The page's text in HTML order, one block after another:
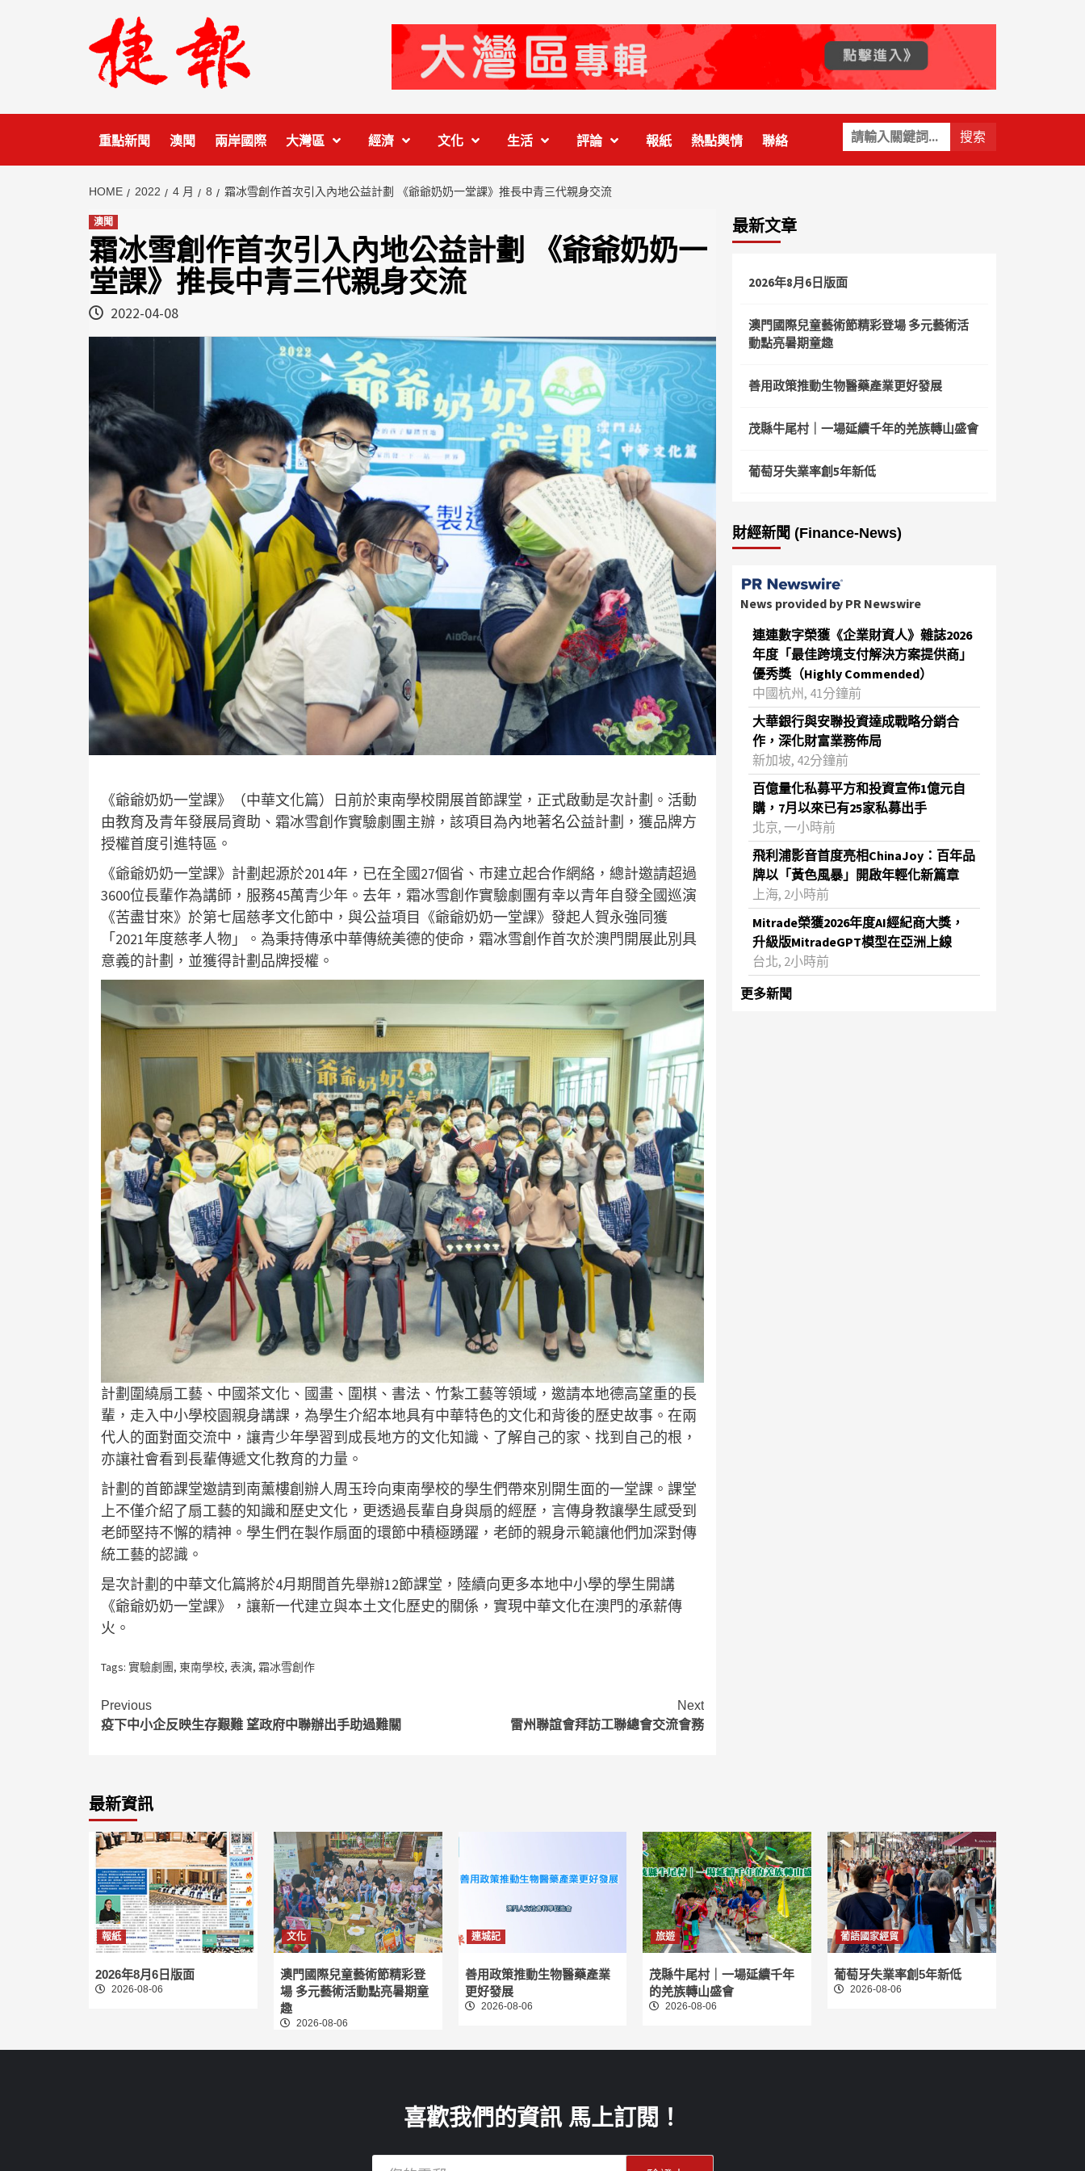
關
鍵
字:
重點新聞 澳聞 兩岸國際 大灣區 經濟 文化 生活 評論 報紙 熱點輿情 聯絡
HOME 2022 4 月 8 霜冰雪創作首次引入內地公益計劃 《爺爺奶奶一堂課》推長中青三代親身交流
澳聞
霜冰雪創作首次引入內地公益計劃 《爺爺奶奶一
堂課》推長中青三代親身交流
2022-04-08
《爺爺奶奶一堂課》（中華文化篇）日前於東南學校開展首節課堂，正式啟動是次計劃。活動
由教育及青年發展局資助、霜冰雪創作實驗劇團主辦，該項目為內地著名公益計劃，獲品牌方
授權首度引進特區。
《爺爺奶奶一堂課》計劃起源於2014年，已在全國27個省、市建立起合作網絡，總計邀請超過
3600位長輩作為講師，服務45萬青少年。去年，霜冰雪創作實驗劇團有幸以青年自發全國巡演
《苦盡甘來》於第七屆慈孝文化節中，與公益項目《爺爺奶奶一堂課》發起人賀永強同獲
「2021年度慈孝人物」。為秉持傳承中華傳統美德的使命，霜冰雪創作首次於澳門開展此別具
意義的計劃，並獲得計劃品牌授權。
計劃圍繞扇工藝、中國茶文化、國畫、圍棋、書法、竹紮工藝等領域，邀請本地德高望重的長
輩，走入中小學校園親身講課，為學生介紹本地具有中華特色的文化和背後的歷史故事。在兩
代人的面對面交流中，讓青少年學習到成長地方的文化知識、了解自己的家、找到自己的根，
亦讓社會看到長輩傳遞文化教育的力量。
計劃的首節課堂邀請到南薰樓創辦人周玉玲向東南學校的學生們帶來別開生面的一堂課。課堂
上不僅介紹了扇工藝的知識和歷史文化，更透過長輩自身與扇的經歷，言傳身教讓學生感受到
老師堅持不懈的精神。學生們在製作扇面的環節中積極踴躍，老師的親身示範讓他們加深對傳
統工藝的認識。
是次計劃的中華文化篇將於4月期間首先舉辦12節課堂，陸續向更多本地中小學的學生開講
《爺爺奶奶一堂課》，讓新一代建立與本土文化歷史的關係，實現中華文化在澳門的承薪傳
火。
Tags: 實驗劇團, 東南學校, 表演, 霜冰雪創作
Continue
Reading
Previous
疫下中小企反映生存艱難 望政府中聯辦出手助過難關
Next
雷州聯誼會拜訪工聯總會交流會務
最新文章
2026年8月6日版面
澳門國際兒童藝術節精彩登場 多元藝術活
動點亮暑期童趣
善用政策推動生物醫藥產業更好發展
茂縣牛尾村｜一場延續千年的羌族轉山盛會
葡萄牙失業率創5年新低
財經新聞 (Finance-News)
News provided by PR Newswire
連連數字榮獲《企業財資人》雜誌2026
年度「最佳跨境支付解決方案提供商」
優秀獎（Highly Commended）
中國杭州, 41分鐘前
大華銀行與安聯投資達成戰略分銷合
作，深化財富業務佈局
新加坡, 42分鐘前
百億量化私募平方和投資宣佈1億元自
購，7月以來已有25家私募出手
北京, 一小時前
飛利浦影音首度亮相ChinaJoy：百年品
牌以「黃色風暴」開啟年輕化新篇章
上海, 2小時前
Mitrade榮獲2026年度AI經紀商大獎，
升級版MitradeGPT模型在亞洲上線
台北, 2小時前
更多新聞
最新資訊
報紙
2026年8月6日版面
2026-08-06
文化
澳門國際兒童藝術節精彩登
場 多元藝術活動點亮暑期童
趣
2026-08-06
連城記
善用政策推動生物醫藥產業
更好發展
2026-08-06
旅遊
茂縣牛尾村｜一場延續千年
的羌族轉山盛會
2026-08-06
葡語國家經貿
葡萄牙失業率創5年新低
2026-08-06
喜歡我們的資訊 馬上訂閱！